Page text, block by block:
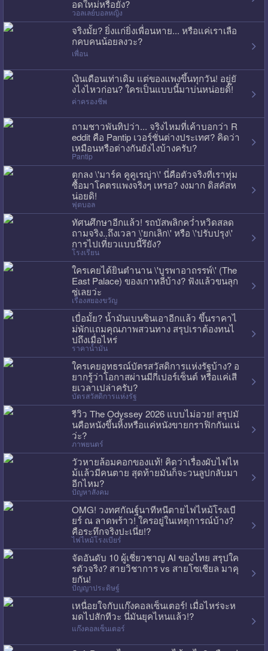
อดใหม่หรือยัง?
วอลเลย์บอลหญิง
จริงมั้ย? ยิ่งแก่ยิ่งเพื่อนหาย... หรือแค่เราเลือ
กคบคนน้อยลงวะ?
เพื่อน
เงินเดือนเท่าเดิม แต่ของแพงขึ้นทุกวัน! อยู่ยั
งไงไหวก่อน? ใครเป็นแบบนี้มาบ่นหน่อยดิ๊!
ค่าครองชีพ
ถามชาวพันทิปว่า... จริงไหมที่เค้าบอกว่า R
eddit คือ Pantip เวอร์ชั่นต่างประเทศ? คิดว่า
เหมือนหรือต่างกันยังไงบ้างครับ?
Pantip
ตกลง \'มาร์ค คูคูเรญ่า\' นี่คือตัวจริงที่เราทุ่ม
ซื้อมาโคตรแพงจริงๆ เหรอ? งงมาก ดิสคัสห
น่อยดิ!
ฟุตบอล
ทัศนศึกษาอีกแล้ว! รถบัสพลิกคว่ำหวิดสลด
ถามจริง..ถึงเวลา \'ยกเลิก\' หรือ \'ปรับปรุง\'
การไปเที่ยวแบบนี้รึยัง?
โรงเรียน
ใครเคยได้ยินตำนาน \'บูรพาอาถรรพ์\' (The
East Palace) ของเกาหลีบ้าง? ฟังแล้วขนลุก
ซู่เลยว่ะ
เรื่องสยองขวัญ
เบื่อมั้ย? น้ำมันเบนซินเอาอีกแล้ว ขึ้นราคาไ
ม่พักแถมคุณภาพสวนทาง สรุปเราต้องทนไ
ปถึงเมื่อไหร่
ราคาน้ำมัน
ใครเคยอุทธรณ์บัตรสวัสดิการแห่งรัฐบ้าง? อ
ยากรู้ว่าโอกาสผ่านมีกี่เปอร์เซ็นต์ หรือแค่เสี
ยเวลาเปล่าครับ?
บัตรสวัสดิการแห่งรัฐ
รีวิว The Odyssey 2026 แบบไม่อวย! สรุปมั
นคือหนังขึ้นหิ้งหรือแค่หนังขายกราฟิกกันแน่
ว่ะ?
ภาพยนตร์
วัวหายล้อมคอกของแท้! คิดว่าเรื่องผับไฟไห
ม้แล้วมีคนตาย สุดท้ายมันก็จะวนลูปกลับมา
อีกไหม?
ปัญหาสังคม
OMG! วงทศกัณฐ์นาทีหนีตายไฟไหม้โรงเบี
ยร์ ณ ลาดพร้าว! ใครอยู่ในเหตุการณ์บ้าง?
คือระทึกจริงปะเนี่ย!?
ไฟไหม้โรงเบียร์
จัดอันดับ 10 ผู้เชี่ยวชาญ AI ของไทย สรุปใค
รตัวจริง? สายวิชาการ vs สายโซเชียล มาคุ
ยกัน!
ปัญญาประดิษฐ์
เหนื่อยใจกับแก๊งคอลเซ็นเตอร์! เมื่อไหร่จะห
มดไปสักทีวะ นี่มันยุคไหนแล้ว!?
แก๊งคอลเซ็นเตอร์